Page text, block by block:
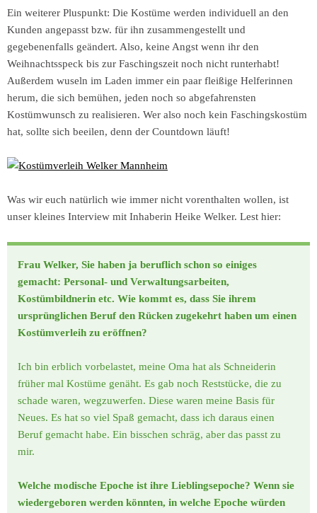
Ein weiterer Pluspunkt: Die Kostüme werden individuell an den
Kunden angepasst bzw. für ihn zusammengestellt und
gegebenenfalls geändert. Also, keine Angst wenn ihr den
Weihnachtsspeck bis zur Faschingszeit noch nicht runterhabt!
Außerdem wuseln im Laden immer ein paar fleißige Helferinnen
herum, die sich bemühen, jeden noch so abgefahrensten
Kostümwunsch zu realisieren. Wer also noch kein Faschingskostüm
hat, sollte sich beeilen, denn der Countdown läuft!
Was wir euch natürlich wie immer nicht vorenthalten wollen, ist
unser kleines Interview mit Inhaberin Heike Welker. Lest hier:
Frau Welker, Sie haben ja beruflich schon so einiges
gemacht: Personal- und Verwaltungsarbeiten,
Kostümbildnerin etc. Wie kommt es, dass Sie ihrem
ursprünglichen Beruf den Rücken zugekehrt haben um einen
Kostümverleih zu eröffnen?
Ich bin erblich vorbelastet, meine Oma hat als Schneiderin
früher mal Kostüme genäht. Es gab noch Reststücke, die zu
schade waren, wegzuwerfen. Diese waren meine Basis für
Neues. Es hat so viel Spaß gemacht, dass ich daraus einen
Beruf gemacht habe. Ein bisschen schräg, aber das passt zu
mir.
Welche modische Epoche ist ihre Lieblingsepoche? Wenn sie
wiedergeboren werden könnten, in welche Epoche würden